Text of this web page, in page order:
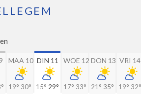
MAA 10
19° 30°
DIN 11
15° 29°
WOE 12
17° 33°
DON 13
21° 35°
VRI 14
19° 32°